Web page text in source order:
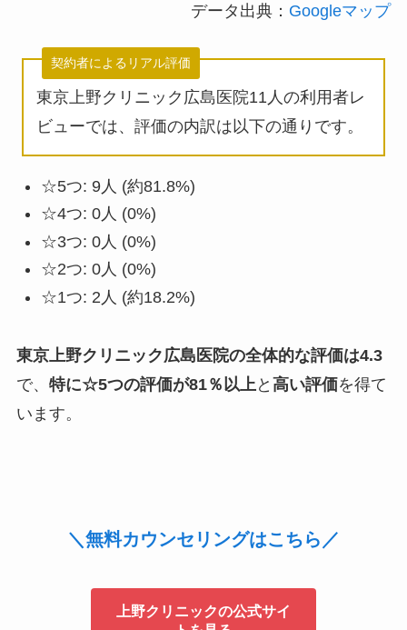
データ出典： Googleマップ
契約者によるリアル評価
東京上野クリニック広島医院11人の利用者レ
ビューでは、評価の内訳は以下の通りです。
☆5つ: 9人 (約81.8%)
☆4つ: 0人 (0%)
☆3つ: 0人 (0%)
☆2つ: 0人 (0%)
☆1つ: 2人 (約18.2%)
東京上野クリニック広島医院の全体的な評価は4.3
で、 特に☆5つの評価が81％以上と 高い評価を得て
います。
＼無料カウンセリングはこちら／
上野クリニックの公式サイ